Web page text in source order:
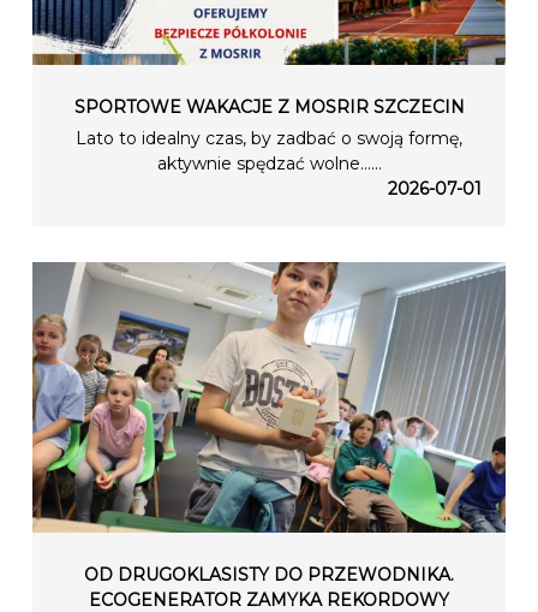
SPORTOWE WAKACJE Z MOSRIR SZCZECIN
Lato to idealny czas, by zadbać o swoją formę,
aktywnie spędzać wolne…...
2026-07-01
OD DRUGOKLASISTY DO PRZEWODNIKA.
ECOGENERATOR ZAMYKA REKORDOWY